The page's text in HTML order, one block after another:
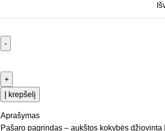
Į krepšelį
Aprašymas
Pašaro pagrindas – aukštos kokybės